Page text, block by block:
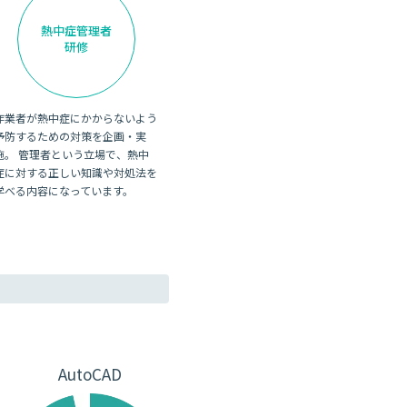
熱中症管理者
研修
業者が熱中症にかからないよう
防するための対策を企画・実
。 管理者という立場で、熱中
に対する正しい知識や対処法を
べる内容になっています。
AutoCAD